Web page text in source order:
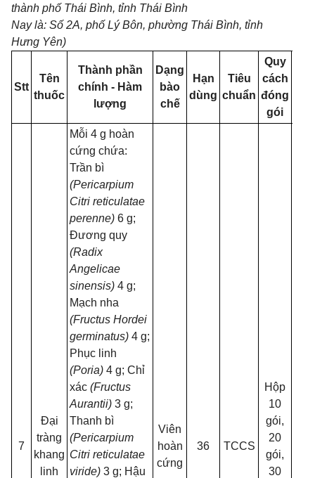
thành phố Thái Bình, tỉnh Thái Bình
Nay là: Số 2A, phố Lý Bôn, phường Thái Bình, tỉnh
Hưng Yên)
Stt
Tên
thuốc
Thành phần
chính - Hàm
lượng
Dạng
bào
chế
Hạn
dùng
Tiêu
chuẩn
Quy
cách
đóng
gói
7
Đại
tràng
khang
linh
Mỗi 4 g hoàn
cứng chứa:
Trần bì
(Pericarpium
Citri reticulatae
perenne) 6 g;
Đương quy
(Radix
Angelicae
sinensis) 4 g;
Mạch nha
(Fructus Hordei
germinatus) 4 g;
Phục linh
(Poria) 4 g; Chỉ
xác (Fructus
Aurantii) 3 g;
Thanh bì
(Pericarpium
Citri reticulatae
viride) 3 g; Hậu
Viên
hoàn
cứng
36 TCCS
Hộp
10
gói,
20
gói,
30